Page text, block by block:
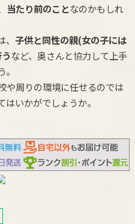
当たり前のことなのかもしれ
子供と同性の親(女の子には
など、奥さんと協力して上手
や周りの環境に任せるのでは
いかがでしょうか。